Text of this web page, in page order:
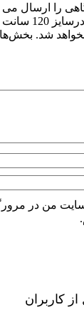
را ارسال می
شد.
من در
کاربران